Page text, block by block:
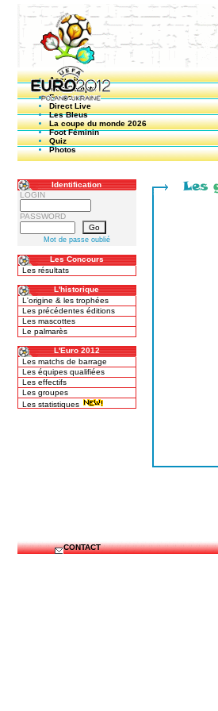
Accueil
Mon Compte
Forum
Direct Live
Les Bleus
La coupe du monde 2026
Foot Féminin
Quiz
Photos
Identification
LOGIN
PASSWORD
Mot de passe oublié
Les Concours
Les résultats
L'historique
L'origine & les trophées
Les précédentes éditions
Les mascottes
Le palmarès
L'Euro 2012
Les matchs de barrage
Les équipes qualifiées
Les effectifs
Les groupes
Les statistiques
CONTACT